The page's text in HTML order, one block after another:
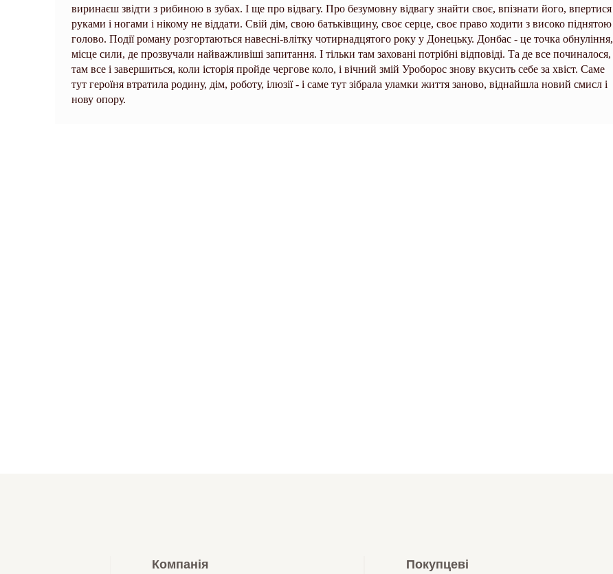
виринаєш звідти з рибиною в зубах. І ще про відвагу. Про безумовну відвагу знайти своє, впізнати його, впертися
руками і ногами і нікому не віддати. Свій дім, свою батьківщину, своє серце, своє право ходити з високо піднятою
голово. Події роману розгортаються навесні-влітку чотирнадцятого року у Донецьку. Донбас - це точка обнуління,
місце сили, де прозвучали найважливіші запитання. І тільки там заховані потрібні відповіді. Та де все починалося,
там все і завершиться, коли історія пройде чергове коло, і вічний змій Уроборос знову вкусить себе за хвіст. Саме
тут героїня втратила родину, дім, роботу, ілюзії - і саме тут зібрала уламки життя заново, віднайшла новий смисл і
нову опору.
Компанія Покупцеві